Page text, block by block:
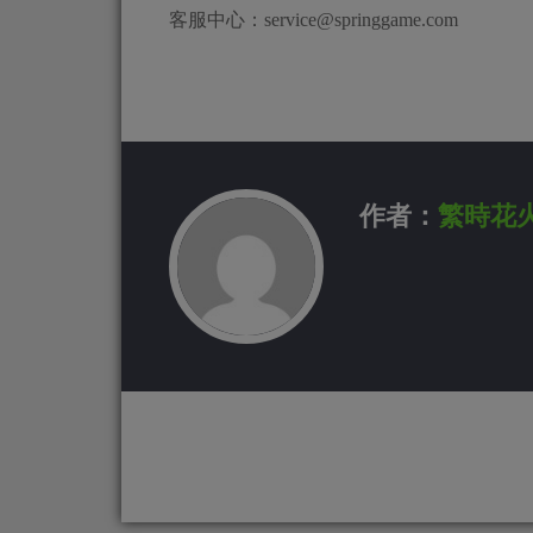
客服中心： service@springgame.com
作者： 繁時花